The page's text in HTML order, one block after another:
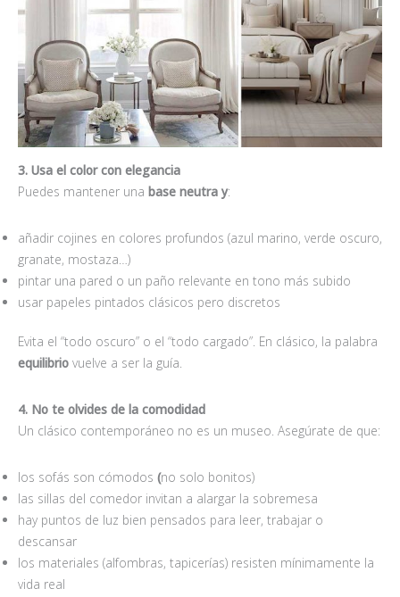
3. Usa el color con elegancia
Puedes mantener una base neutra y:
añadir cojines en colores profundos (azul marino, verde oscuro,
granate, mostaza…)
pintar una pared o un paño relevante en tono más subido
usar papeles pintados clásicos pero discretos
Evita el “todo oscuro” o el “todo cargado”. En clásico, la palabra
equilibrio vuelve a ser la guía.
4. No te olvides de la comodidad
Un clásico contemporáneo no es un museo. Asegúrate de que:
los sofás son cómodos (no solo bonitos)
las sillas del comedor invitan a alargar la sobremesa
hay puntos de luz bien pensados para leer, trabajar o
descansar
los materiales (alfombras, tapicerías) resisten mínimamente la
vida real